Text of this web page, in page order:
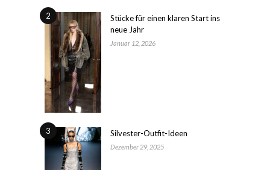
2
Stücke für einen klaren Start ins
neue Jahr
Januar 12, 2026
3 Silvester-Outfit-Ideen
Dezember 29, 2025